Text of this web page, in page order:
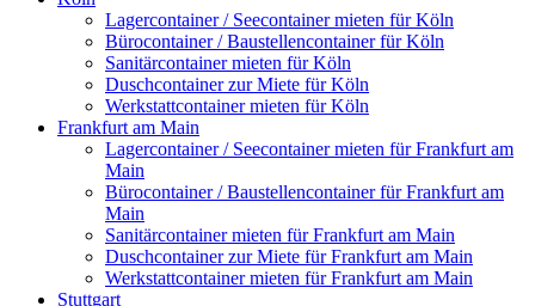
Lagercontainer / Seecontainer mieten für Köln
Bürocontainer / Baustellencontainer für Köln
Sanitärcontainer mieten für Köln
Duschcontainer zur Miete für Köln
Werkstattcontainer mieten für Köln
Frankfurt am Main
Lagercontainer / Seecontainer mieten für Frankfurt am
Main
Bürocontainer / Baustellencontainer für Frankfurt am
Main
Sanitärcontainer mieten für Frankfurt am Main
Duschcontainer zur Miete für Frankfurt am Main
Werkstattcontainer mieten für Frankfurt am Main
Stuttgart